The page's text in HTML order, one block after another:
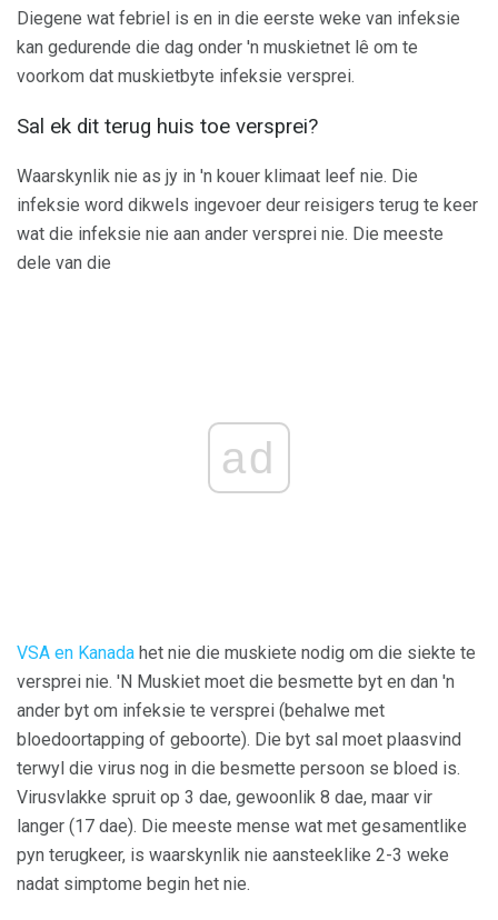
Diegene wat febriel is en in die eerste weke van infeksie
kan gedurende die dag onder 'n muskietnet lê om te
voorkom dat muskietbyte infeksie versprei.
Sal ek dit terug huis toe versprei?
Waarskynlik nie as jy in 'n kouer klimaat leef nie. Die
infeksie word dikwels ingevoer deur reisigers terug te keer
wat die infeksie nie aan ander versprei nie. Die meeste
dele van die
ad
VSA en Kanada het nie die muskiete nodig om die siekte te
versprei nie. 'N Muskiet moet die besmette byt en dan 'n
ander byt om infeksie te versprei (behalwe met
bloedoortapping of geboorte). Die byt sal moet plaasvind
terwyl die virus nog in die besmette persoon se bloed is.
Virusvlakke spruit op 3 dae, gewoonlik 8 dae, maar vir
langer (17 dae). Die meeste mense wat met gesamentlike
pyn terugkeer, is waarskynlik nie aansteeklike 2-3 weke
nadat simptome begin het nie.